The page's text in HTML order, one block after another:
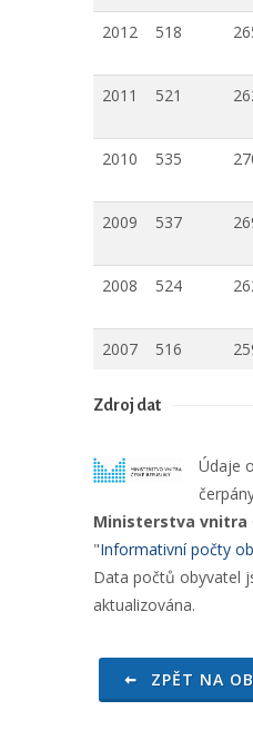
2012
518
2011
521
2010
535
2009
537
2008
524
2007
516
Zdroj dat
Údaje
Ministerstva vnitra
"Informativní počty
Data počtů obyvatel
aktualizována.
ZPĚT NA